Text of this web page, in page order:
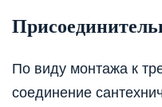
По виду монтажа к
соединение